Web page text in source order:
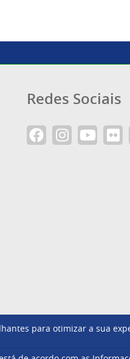
Redes Sociais
para otimizar a sua